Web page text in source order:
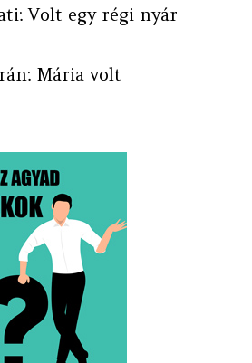
Volt egy régi nyár
Mária volt